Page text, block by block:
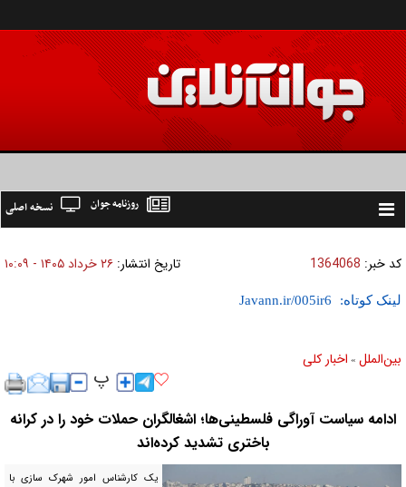
Toggle
نسخه اصلی روزنامه جوان
کد خبر: 1364068 تاریخ انتشار: ۲۶ خرداد ۱۴۰۵ - ۱۰:۰۹
لینک کوتاه:
بين‌الملل » اخبار كلی
ادامه سیاست آوراگی فلسطینی‌ها؛ اشغالگران حملات خود را در کرانه
باختری تشدید کرده‌اند
یک کارشناس امور شهرک سازی با